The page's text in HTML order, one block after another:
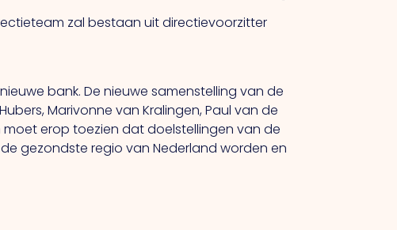
zal bestaan uit directievoorzitter
bank. De nieuwe samenstelling van de
Marivonne van Kralingen, Paul van de
moet erop toezien dat doelstellingen van de
gezondste regio van Nederland worden en